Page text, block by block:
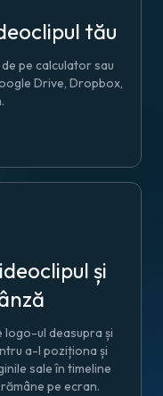
tău
pe calculator sau
Drive, Dropbox,
și
logo-ul deasupra și
a-l poziționa și
sale în timeline
pe ecran.